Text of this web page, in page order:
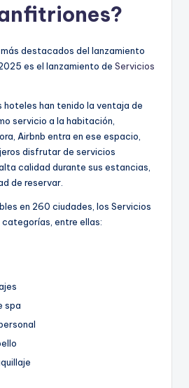
destacados del lanzamiento
es el lanzamiento de Servicios
hoteles han tenido la ventaja de
servicio a la habitación,
Airbnb entra en ese espacio,
disfrutar de servicios
calidad durante sus estancias,
de reservar.
en 260 ciudades, los Servicios
categorías, entre ellas:
spa